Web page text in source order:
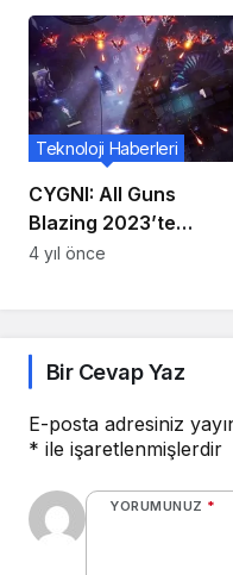
CYGNI: All Guns
Blazing 2023’te
Playstation5, Xbox
Teknoloji Haberleri
4 yıl önce
Bir Cevap Yaz
E-posta adresiniz
* ile işaretlenmişlerdir
YORUMUNUZ *